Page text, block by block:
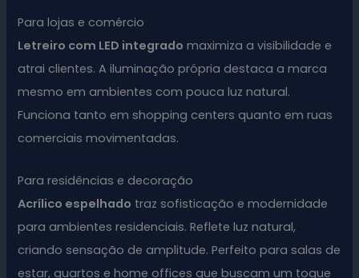
Para lojas e comércio
Letreiro com LED integrado maximiza a visibilidade e
atrai clientes. A iluminação própria destaca a marca
mesmo em ambientes com pouca luz natural.
Funciona tanto em shopping centers quanto em ruas
comerciais movimentadas.
Para residências e decoração
Acrílico espelhado traz sofisticação e modernidade
para ambientes residenciais. Reflete luz natural,
criando sensação de amplitude. Perfeito para salas de
estar, quartos e home offices que buscam um toque